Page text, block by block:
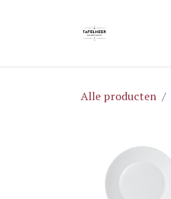
Alle producten